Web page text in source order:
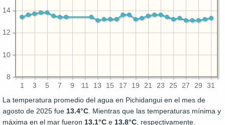
1 3 5 7 9 11 13 15 17 19 21 23 25 27 29 31
8
10
12
14
La temperatura promedio del agua en Pichidangui en el mes de
agosto de 2025 fue 13.4°C. Mientras que las temperaturas mínima y
máxima en el mar fueron 13.1°C e 13.8°C, respectivamente.